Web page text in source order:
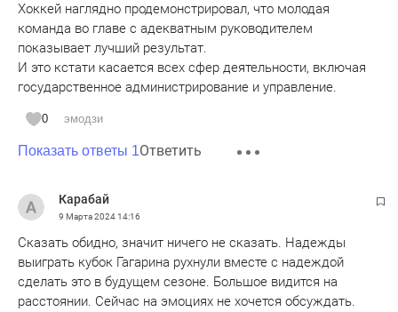
Хоккей наглядно продемонстрировал, что молодая
команда во главе с адекватным руководителем
показывает лучший результат.
И это кстати касается всех сфер деятельности, включая
государственное администрирование и управление.
0 эмодзи
Показать ответы 1Ответить
Карабай
9 Марта 202414:16
Сказать обидно, значит ничего не сказать. Надежды
выиграть кубок Гагарина рухнули вместе с надеждой
сделать это в будущем сезоне. Большое видится на
расстоянии. Сейчас на эмоциях не хочется обсуждать.